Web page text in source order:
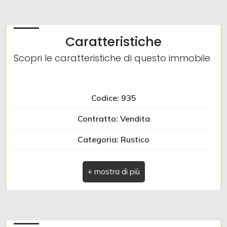
Caratteristiche
Scopri le caratteristiche di questo immobile
Codice: 935
Contratto: Vendita
Categoria: Rustico
Indirizzo: Muzio strada provinciale
Comune: Pieve di Teco
3
4